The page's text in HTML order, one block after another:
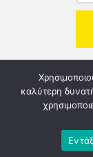
Λογοδοσία –
Καταστατικό
καλύτερη